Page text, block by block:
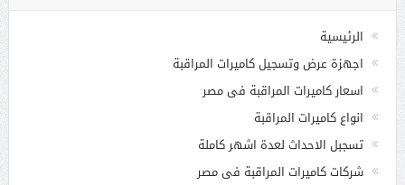
الرئيسية
اجهزة عرض وتسجيل كاميرات المراقبة
اسعار كاميرات المراقبة فى مصر
انواع كاميرات المراقبة
تسجبل الاحداث لعدة اشهر كاملة
شركات كاميرات المراقبة فى مصر